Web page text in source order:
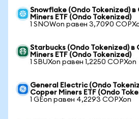
Snowflake (Ondo Tokenized) в
Miners ETF (Ondo Tokenized)
1 SNOWon равен 3,7090
Starbucks (Ondo Tokenized) в
Miners ETF (Ondo Tokenized)
1 SBUXon равен 1,2250 COPXon
General Electric (Ondo
Copper Miners ETF (Ondo
1 GEon равен 4,2293 COPXon